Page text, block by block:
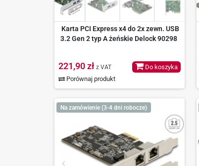
Karta PCI Express x4 do 2x zewn. USB
3.2 Gen 2 typ A żeńskie Delock 90298
221,90 zł z VAT
Porównaj produkt
Do koszyka
Na zamówienie (3-4 dni robocze)